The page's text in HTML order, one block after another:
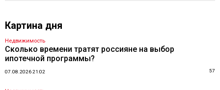
Картина дня
Недвижимость
Сколько времени тратят россияне на выбор
ипотечной программы?
07.08.2026 21:02 57